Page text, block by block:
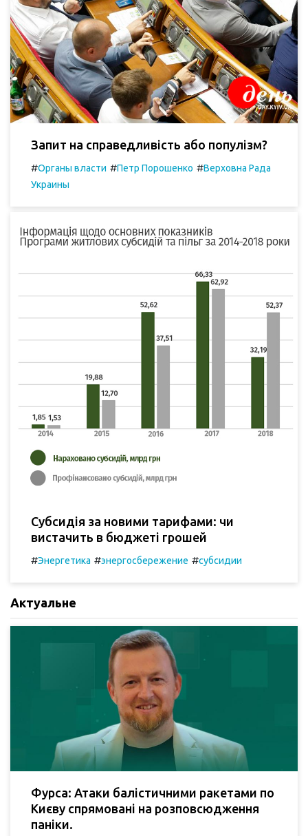
Запит на справедливість або популізм?
#Органы власти #Петр Порошенко #Верховна Рада
Украины
Субсидія за новими тарифами: чи
вистачить в бюджеті грошей
#Энергетика #энергосбережение #субсидии
Актуальне
Фурса: Атаки балістичними ракетами по
Києву спрямовані на розповсюдження
паніки.